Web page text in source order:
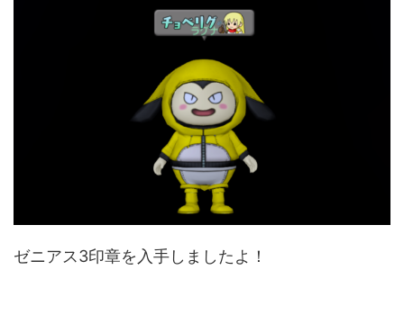
ゼニアス3印章を入手しましたよ！